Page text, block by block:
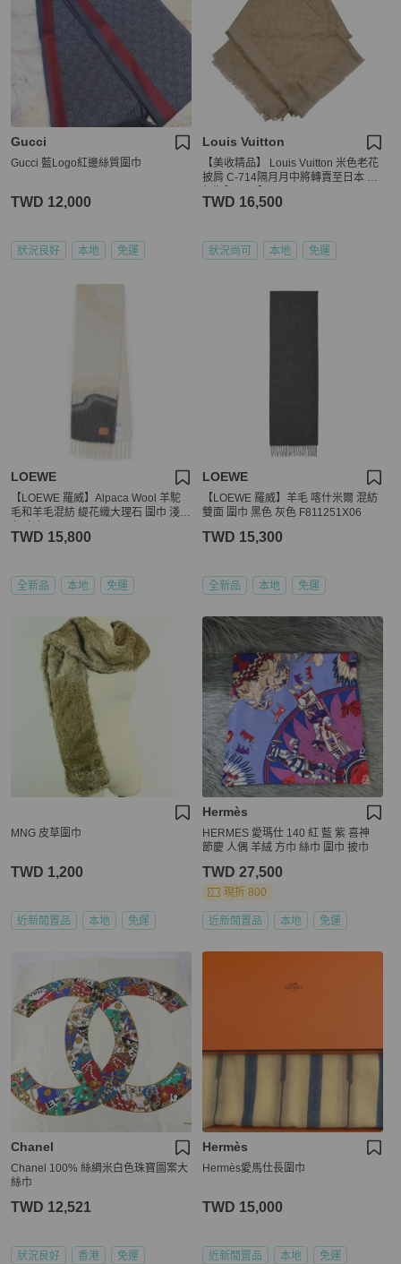
Gucci
Gucci 藍Logo紅邊絲質圍巾
TWD 12,000
狀況良好 本地 免運
Louis Vuitton
【美收精品】 Louis Vuitton 米色老花
披肩 C-714隔月月中將轉賣至日本 上
TWD 16,500
狀況尚可 本地 免運
LOEWE
【LOEWE 羅威】Alpaca Wool 羊駝
毛和羊毛混紡 緹花織大理石 圍巾 淺米
TWD 15,800
全新品 本地 免運
LOEWE
【LOEWE 羅威】羊毛 喀什米爾 混紡
雙面 圍巾 黑色 灰色 F811251X06
TWD 15,300
全新品 本地 免運
MNG 皮草圍巾
TWD 1,200
近新閒置品 本地 免運
Hermès
HERMES 愛瑪仕 140 紅 藍 紫 喜神
節慶 人偶 羊絨 方巾 絲巾 圍巾 披巾
TWD 27,500
現折 800
近新閒置品 本地 免運
Chanel
Chanel 100% 絲綢米白色珠寶圖案大
絲巾
TWD 12,521
狀況良好 香港 免運
Hermès
Hermès愛馬仕長圍巾
TWD 15,000
近新閒置品 本地 免運